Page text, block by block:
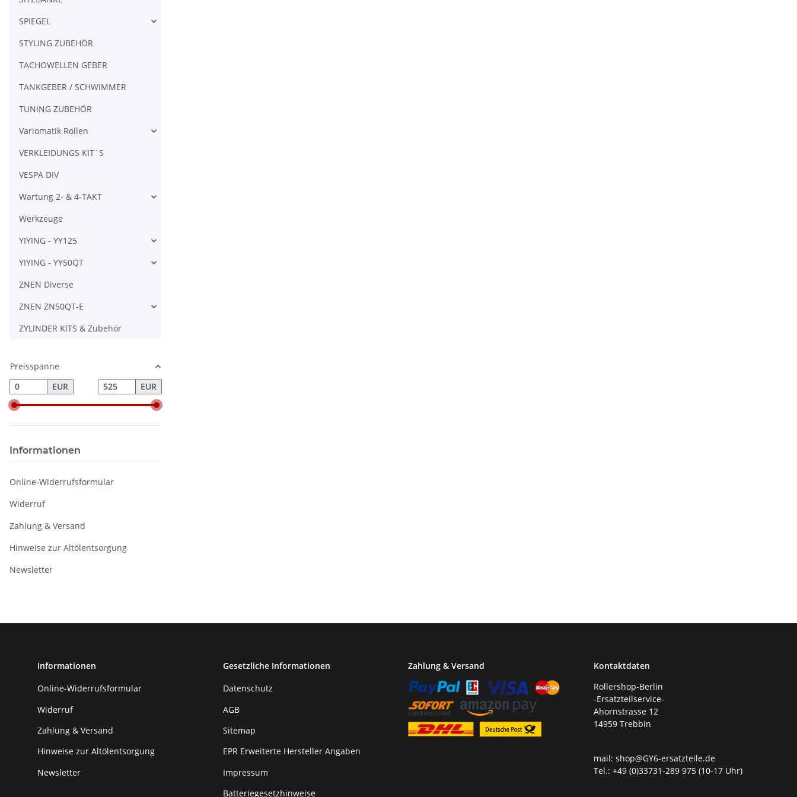
SPIEGEL
STYLING ZUBEHÖR
TACHOWELLEN GEBER
TANKGEBER / SCHWIMMER
TUNING ZUBEHÖR
Variomatik Rollen
VERKLEIDUNGS KIT´S
VESPA DIV
Wartung 2- & 4-TAKT
Werkzeuge
YIYING - YY125
YIYING - YY50QT
ZNEN Diverse
ZNEN ZN50QT-E
ZYLINDER KITS & Zubehör
Preisspanne
EUR
EUR
Informationen
Online-Widerrufsformular
Widerruf
Zahlung & Versand
Hinweise zur Altölentsorgung
Newsletter
Informationen
Online-Widerrufsformular
Widerruf
Zahlung & Versand
Hinweise zur Altölentsorgung
Newsletter
Gesetzliche Informationen
Datenschutz
AGB
Sitemap
EPR Erweiterte Hersteller Angaben
Impressum
Batteriegesetzhinweise
Zahlung & Versand
Kontaktdaten
Rollershop-Berlin
-Ersatzteilservice-
Ahornstrasse 12
14959 Trebbin
mail: shop@GY6-ersatzteile.de
Tel.: +49 (0)33731-289 975 (10-17 Uhr)